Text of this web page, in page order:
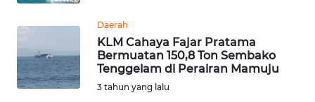
Daerah
KLM Cahaya Fajar Pratama
Bermuatan 150,8 Ton Sembako
Tenggelam di Perairan Mamuju
3 tahun yang lalu
JATENG
WN
NUSANTARA